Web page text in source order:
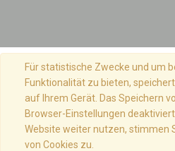
Für statistische Zwecke und um
Funktionalität zu bieten,
auf Ihrem Gerät. Das Speichern
Browser-Einstellungen
Website weiter nutzen, stimmen
von Cookies zu.